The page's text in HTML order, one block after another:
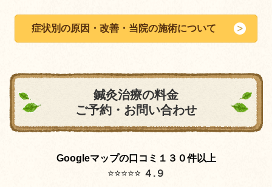
症状別の原因・改善・当院の施術について
鍼灸治療の料金
ご予約・お問い合わせ
Googleマップの口コミ１３０件以上
⭐️⭐️⭐️⭐️⭐️ ４.９